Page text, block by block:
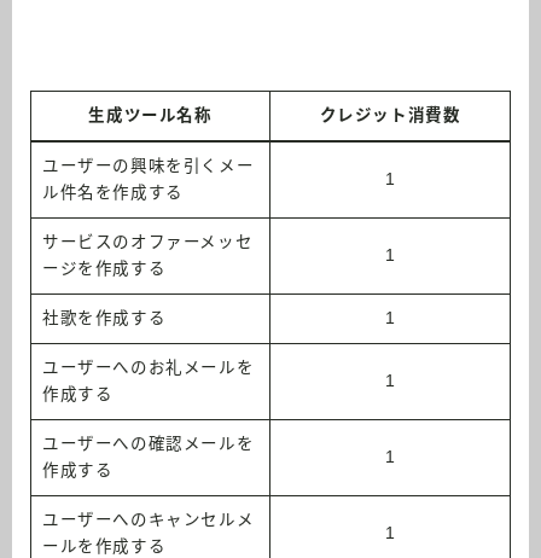
生成ツール名称 クレジット消費数
ユーザーの興味を引くメー
ル件名を作成する
1
サービスのオファーメッセ
ージを作成する
1
社歌を作成する 1
ユーザーへのお礼メールを
作成する
1
ユーザーへの確認メールを
作成する
1
ユーザーへのキャンセルメ
ールを作成する
1